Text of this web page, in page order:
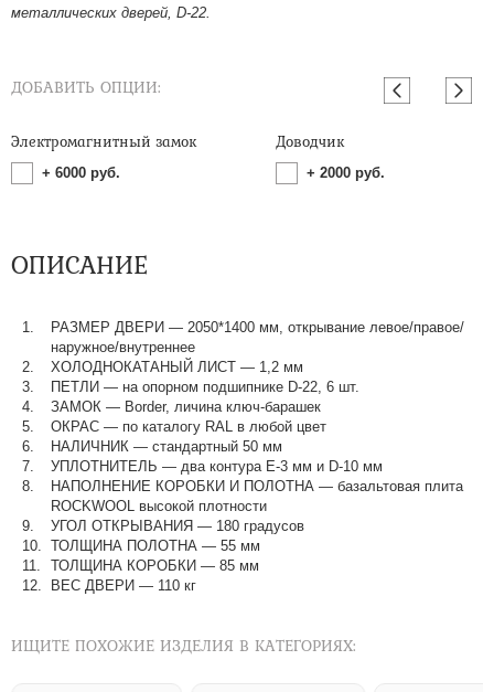
металлических дверей, D-22.
ДОБАВИТЬ ОПЦИИ:
Электромагнитный замок
+ 6000 руб.
Доводчик
+ 2000 руб.
ОПИСАНИЕ
РАЗМЕР ДВЕРИ — 2050*1400 мм, открывание левое/правое/
наружное/внутреннее
ХОЛОДНОКАТАНЫЙ ЛИСТ — 1,2 мм
ПЕТЛИ — на опорном подшипнике D-22, 6 шт.
ЗАМОК — Border, личина ключ-барашек
ОКРАС — по каталогу RAL в любой цвет​​​​​​​
НАЛИЧНИК — стандартный 50 мм
УПЛОТНИТЕЛЬ — два контура Е-3 мм и D-10 мм
НАПОЛНЕНИЕ КОРОБКИ И ПОЛОТНА — базальтовая плита
ROCKWOOL высокой плотности
УГОЛ ОТКРЫВАНИЯ — 180 градусов
ТОЛЩИНА ПОЛОТНА — 55 мм
ТОЛЩИНА КОРОБКИ — 85 мм
ВЕС ДВЕРИ — 110 кг
ИЩИТЕ ПОХОЖИЕ ИЗДЕЛИЯ В КАТЕГОРИЯХ: